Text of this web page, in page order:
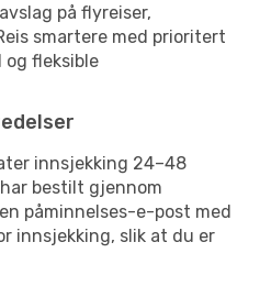
på flyreiser,
smartere med prioritert
fleksible
innsjekking 24–48
bestilt gjennom
påminnelses-e-post med
innsjekking, slik at du er